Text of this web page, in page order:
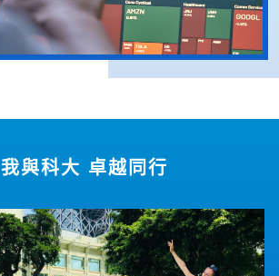
我與科大 卓越同行